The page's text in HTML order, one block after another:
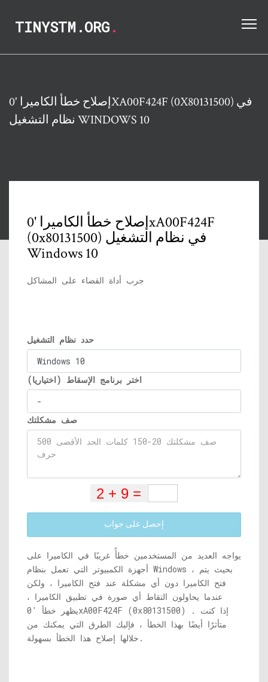
TINYSTM.ORG.
إصلاح خطأ الكاميرا '0XA00F424F (0X80131500) في
نظام التشغيل WINDOWS 10
إصلاح خطأ الكاميرا '0xA00F424F
(0x80131500) في نظام التشغيل
Windows 10
جرب أداة القضاء على المشاكل
حدد نظام التشغيل
اختر برنامج الإسقاط (اختياريا)
صف مشكلتك
إحصل على جواب
يواجه العديد من المستخدمين خطأً غريبًا في الكاميرا على
أجهزة الكمبيوتر التي تعمل بنظام Windows ، بحيث يتم
فتح الكاميرا دون أي مشكلة عند فتح الكاميرا ، ولكن
عندما يحاولون التقاط أي صورة في تطبيق الكاميرا ،
يظهر خطأ '0xA00F424F (0x80131500) . إذا كنت
متأثرًا أيضًا بهذا الخطأ ، فإليك الطرق التي يمكنك من
خلالها إصلاح هذا الخطأ بسهولة.